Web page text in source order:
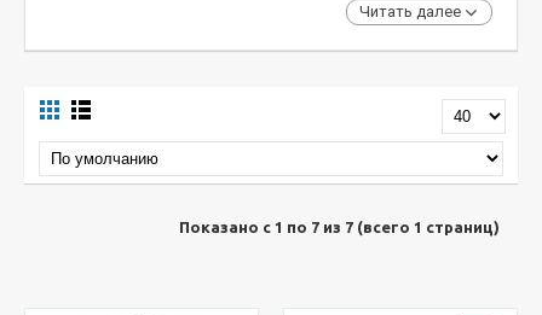
Читать далее
Показано с 1 по 7 из 7 (всего 1 страниц)